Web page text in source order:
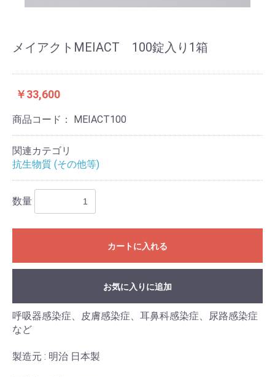
メイアクトMEIACT 100錠入り1箱
￥33,600
商品コード： MEIACT100
関連カテゴリ
抗生物質 (その他等)
数量
カートに入れる
お気に入りに追加
呼吸器感染症、皮膚感染症、耳鼻科感染症、尿路感染症
など
製造元 : 明治 日本製